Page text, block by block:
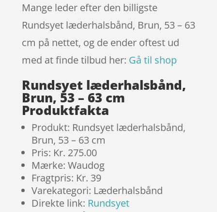
Mange leder efter den billigste
Rundsyet læderhalsbånd, Brun, 53 – 63
cm på nettet, og de ender oftest ud
med at finde tilbud her: Gå til shop
Rundsyet læderhalsbånd,
Brun, 53 – 63 cm
Produktfakta
Produkt: Rundsyet læderhalsbånd,
Brun, 53 – 63 cm
Pris: Kr. 275.00
Mærke: Waudog
Fragtpris: Kr. 39
Varekategori: Læderhalsbånd
Direkte link: Rundsyet